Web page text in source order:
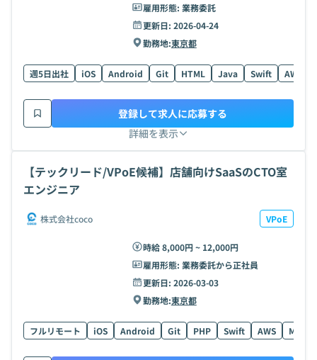
雇用形態: 業務委託
更新日: 2026-04-24
勤務地:東京都
週5日出社 iOS Android Git HTML Java Swift AWS
詳細を表示
登録して求人に応募する
【テックリード/VPoE候補】店舗向けSaaSのCTO室
エンジニア
株式会社coco VPoE
時給 8,000円 ~ 12,000円
雇用形態: 業務委託から正社員
更新日: 2026-03-03
勤務地:東京都
フルリモート iOS Android Git PHP Swift AWS MySQL